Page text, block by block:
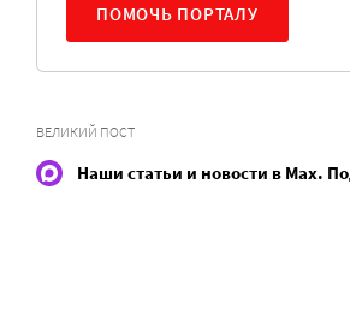
ПОМОЧЬ ПОРТАЛУ
ВЕЛИКИЙ ПОСТ
Наши статьи и новости в Max.